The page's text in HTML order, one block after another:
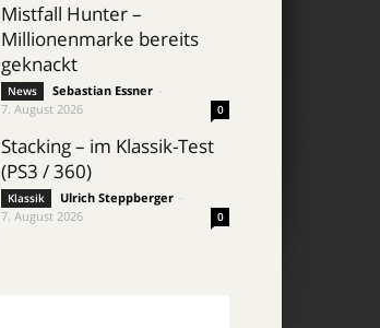
Mistfall Hunter –
Millionenmarke bereits
geknackt
News Sebastian Essner
7. August 2026
0
Stacking – im Klassik-Test
(PS3 / 360)
Klassik Ulrich Steppberger
7. August 2026
0